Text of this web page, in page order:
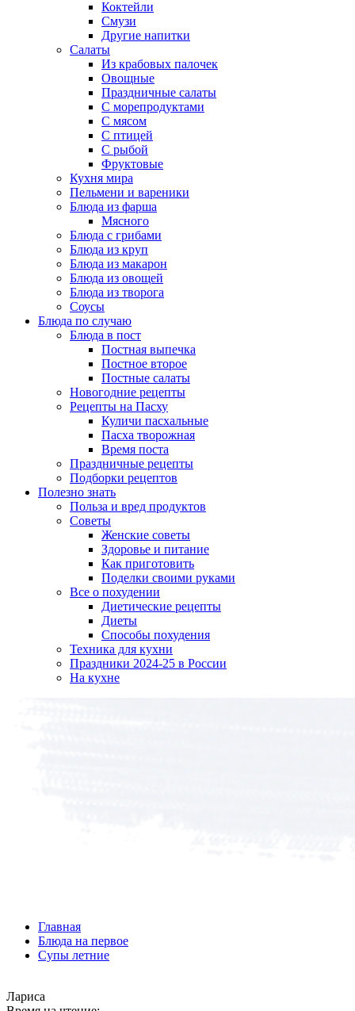
Коктейли
Смузи
Другие напитки
Салаты
Из крабовых палочек
Овощные
Праздничные салаты
С морепродуктами
С мясом
С птицей
С рыбой
Фруктовые
Кухня мира
Пельмени и вареники
Блюда из фарша
Мясного
Блюда с грибами
Блюда из круп
Блюда из макарон
Блюда из овощей
Блюда из творога
Соусы
Блюда по случаю
Блюда в пост
Постная выпечка
Постное второе
Постные салаты
Новогодние рецепты
Рецепты на Пасху
Куличи пасхальные
Пасха творожная
Время поста
Праздничные рецепты
Подборки рецептов
Полезно знать
Польза и вред продуктов
Советы
Женские советы
Здоровье и питание
Как приготовить
Поделки своими руками
Все о похудении
Диетические рецепты
Диеты
Способы похудения
Техника для кухни
Праздники 2024-25 в России
На кухне
Главная
Блюда на первое
Супы летние
Лариса